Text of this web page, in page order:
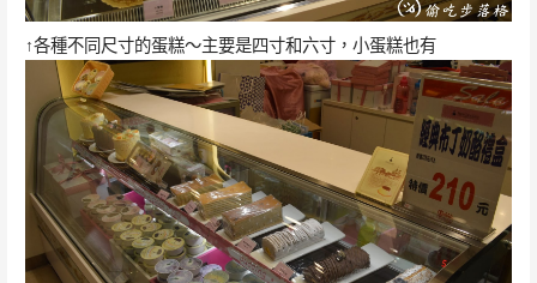
↑各種不同尺寸的蛋糕～主要是四寸和六寸，小蛋糕也有